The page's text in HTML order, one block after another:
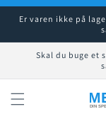
Gå til
indhold
Er varen ikke på
Skal du buge et